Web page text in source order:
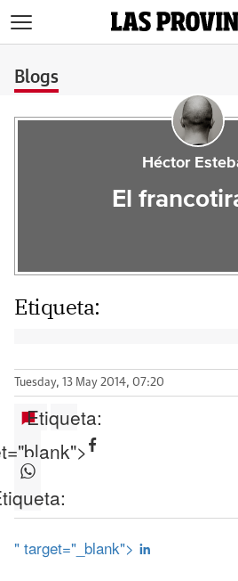
Blogs
Héctor
El
Etiqueta:
Tuesday, 13 May 2014, 07:20
Etiqueta:
" target="_blank">